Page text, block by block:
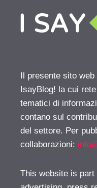
Il presente sito
IsayBlog! la cui
tematici di
contano sul
del settore. Per
collaborazioni:
This website is